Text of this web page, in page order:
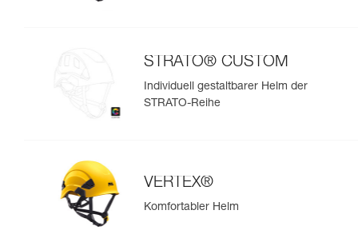
STRATO® CUSTOM
Individuell gestaltbarer Helm der
STRATO-Reihe
VERTEX®
Komfortabler Helm